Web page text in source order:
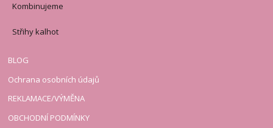
Kombinujeme
Střihy kalhot
BLOG
Ochrana osobních údajů
REKLAMACE/VÝMĚNA
OBCHODNÍ PODMÍNKY